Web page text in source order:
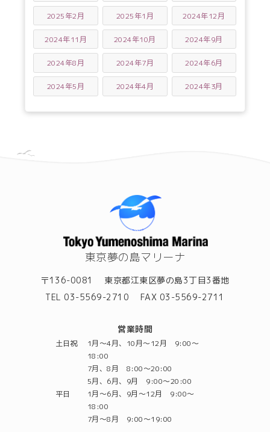
2025年2月 2025年1月 2024年12月
2024年11月 2024年10月 2024年9月
2024年8月 2024年7月 2024年6月
2024年5月 2024年4月 2024年3月
東京夢の島マリーナ
〒136-0081
東京都江東区夢の島3丁目3番地
TEL 03-5569-2710
FAX 03-5569-2711
営業時間
土日祝
1月～4月、10月～12月 9:00～
18:00
7月、8月 8:00～20:00
5月、6月、9月 9:00～20:00
平日
1月～6月、9月～12月 9:00～
18:00
7月～8月 9:00～19:00